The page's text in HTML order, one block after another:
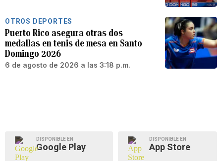
OTROS DEPORTES
Puerto Rico asegura otras dos
medallas en tenis de mesa en Santo
Domingo 2026
6 de agosto de 2026 a las 3:18 p.m.
DISPONIBLE EN
Google Play
DISPONIBLE EN
App Store